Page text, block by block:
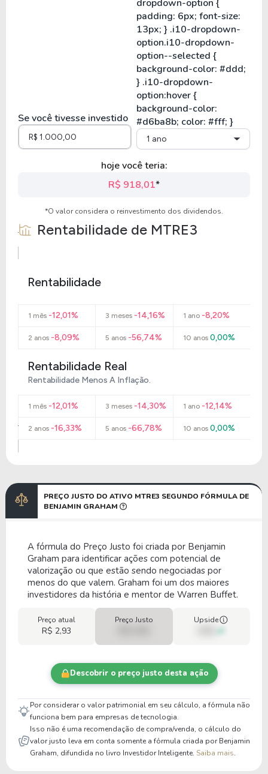
Se você tivesse investido
1 ano
hoje você teria:
R$ 918,01*
*O valor considera o reinvestimento dos dividendos.
Rentabilidade de MTRE3
Rentabilidade
1 mês -12,01% 3 meses -14,16% 1 ano-8,20%
2 anos -8,09% 5 anos -56,74% 10 anos0,00%
Rentabilidade Real
Rentabilidade Menos A Inflação.
1 mês -12,01% 3 meses -14,30% 1 ano-12,14%
2 anos -16,33% 5 anos -66,78% 10 anos0,00%
PREÇO JUSTO DO ATIVO MTRE3 SEGUNDO FÓRMULA DE
BENJAMIN GRAHAM
A fórmula do Preço Justo foi criada por Benjamin
Graham para identificar ações com potencial de
valorização ou que estão sendo negociadas por
menos do que valem. Graham foi um dos maiores
investidores da história e mentor de Warren Buffet.
Preço atual
R$ 2,93
Preço Justo Upside
Descobrir o preço justo desta ação
Por considerar o valor patrimonial em seu cálculo, a fórmula não
funciona bem para empresas de tecnologia.
Isso não é uma recomendação de compra/venda, o cálculo do
valor justo leva em conta somente a fórmula criada por Benjamin
Graham, difundida no livro Investidor Inteligente. Saiba mais.